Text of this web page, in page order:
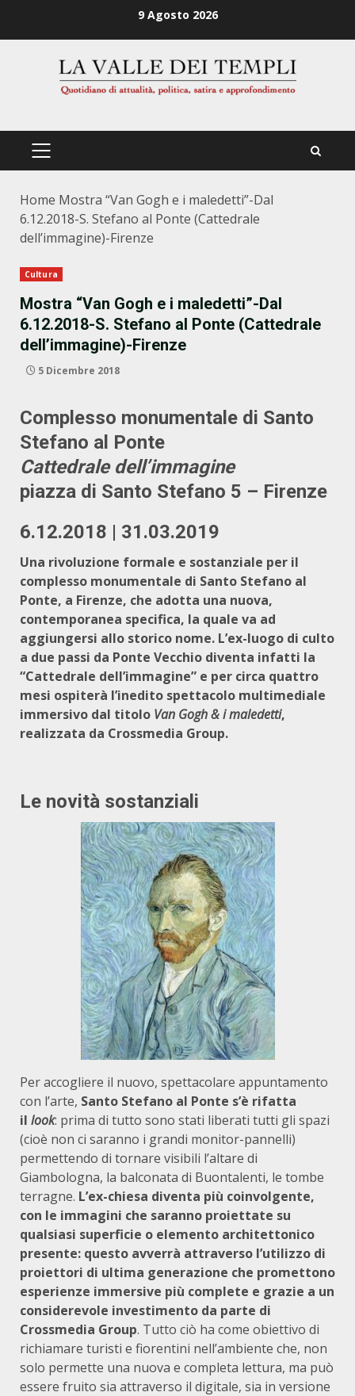
9 Agosto 2026
PRIMÄRES
Home Mostra “Van Gogh e i maledetti”-Dal
6.12.2018-S. Stefano al Ponte (Cattedrale
dell’immagine)-Firenze
Cultura
Mostra “Van Gogh e i maledetti”-Dal
6.12.2018-S. Stefano al Ponte (Cattedrale
dell’immagine)-Firenze
5 Dicembre 2018
Complesso monumentale di Santo
Stefano al Ponte
Cattedrale dell’immagine
piazza di Santo Stefano 5 – Firenze
6.12.2018 | 31.03.2019
Una rivoluzione formale e sostanziale per il
complesso monumentale di Santo Stefano al
Ponte, a Firenze, che adotta una nuova,
contemporanea specifica, la quale va ad
aggiungersi allo storico nome. L’ex-luogo di culto
a due passi da Ponte Vecchio diventa infatti la
“Cattedrale dell’immagine” e per circa quattro
mesi ospiterà l’inedito spettacolo multimediale
immersivo dal titolo Van Gogh & i maledetti,
realizzata da Crossmedia Group.
Le novità sostanziali
Per accogliere il nuovo, spettacolare appuntamento
con l’arte, Santo Stefano al Ponte s’è rifatta
il look: prima di tutto sono stati liberati tutti gli spazi
(cioè non ci saranno i grandi monitor-pannelli)
permettendo di tornare visibili l’altare di
Giambologna, la balconata di Buontalenti, le tombe
terragne. L’ex-chiesa diventa più coinvolgente,
con le immagini che saranno proiettate su
qualsiasi superficie o elemento architettonico
presente: questo avverrà attraverso l’utilizzo di
proiettori di ultima generazione che promettono
esperienze immersive più complete e grazie a un
considerevole investimento da parte di
Crossmedia Group. Tutto ciò ha come obiettivo di
richiamare turisti e fiorentini nell’ambiente che, non
solo permette una nuova e completa lettura, ma può
essere fruito sia attraverso il digitale, sia in versione